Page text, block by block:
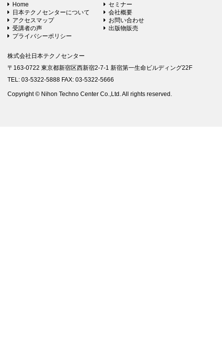
Home
セミナー
日本テクノセンターについて
会社概要
アクセスマップ
お問い合わせ
受講者の声
出版物販売
プライバシーポリシー
株式会社日本テクノセンター
〒163-0722 東京都新宿区西新宿2-7-1 新宿第一生命ビルディング22F
TEL: 03-5322-5888 FAX: 03-5322-5666
Copyright © Nihon Techno Center Co.,Ltd. All rights reserved.